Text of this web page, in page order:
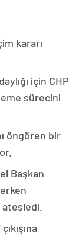
kararı
için CHP
sürecini
öngören bir
Başkan